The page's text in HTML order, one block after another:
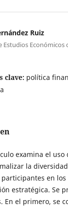
Ruiz
Estudios Económicos
clave: política
examina el
la
en
estratégica. Se
En el primero, se